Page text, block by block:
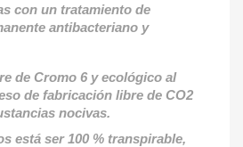
con un tratamiento de
antibacteriano y
de Cromo 6 y ecológico al
de fabricación libre de CO2
nocivas.
está ser 100 % transpirable,